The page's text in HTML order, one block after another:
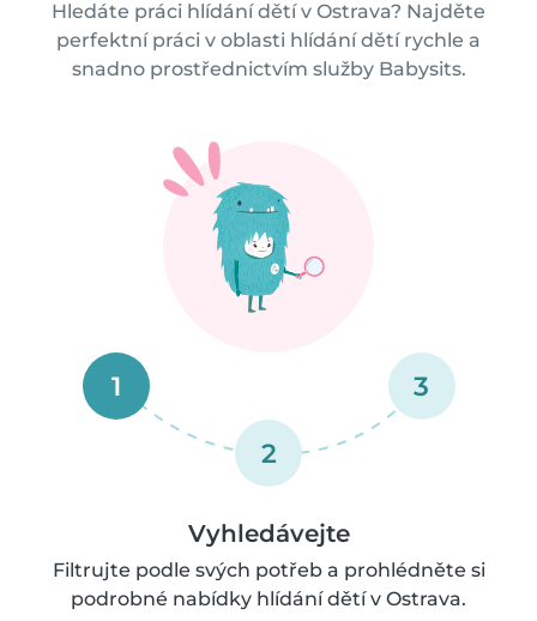
Hledáte práci hlídání dětí v Ostrava? Najděte
perfektní práci v oblasti hlídání dětí rychle a
snadno prostřednictvím služby Babysits.
1
2
3
Vyhledávejte
Filtrujte podle svých potřeb a prohlédněte si
podrobné nabídky hlídání dětí v Ostrava.